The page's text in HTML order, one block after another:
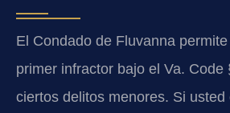
El Condado de Fluvanna
primer infractor bajo el Va. Code
ciertos delitos menores. Si usted